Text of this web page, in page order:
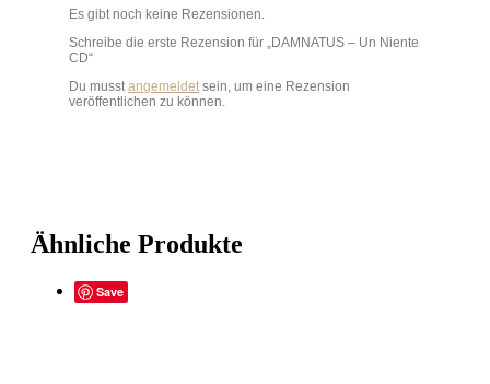
Es gibt noch keine Rezensionen.
Schreibe die erste Rezension für „DAMNATUS – Un Niente
CD“
Du musstangemeldetsein, um eine Rezension
veröffentlichen zu können.
Ähnliche Produkte
Save